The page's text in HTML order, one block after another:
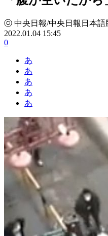
ⓒ 中央日報/中央日報日本語
2022.01.04 15:45
0
あ
あ
あ
あ
あ